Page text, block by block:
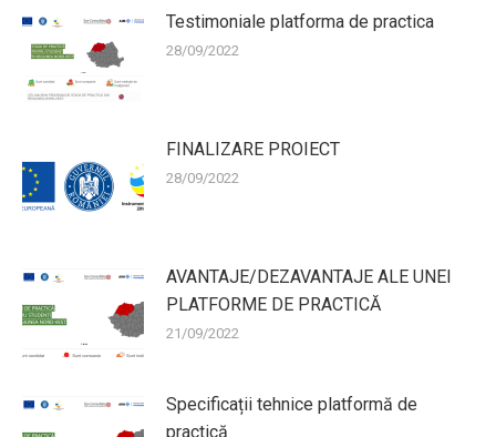
Testimoniale platforma de practica
28/09/2022
FINALIZARE PROIECT
28/09/2022
AVANTAJE/DEZAVANTAJE ALE UNEI
PLATFORME DE PRACTICĂ
21/09/2022
Specificații tehnice platformă de
practică